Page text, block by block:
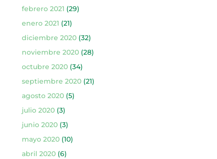
febrero 2021 (29)
enero 2021 (21)
diciembre 2020(32)
noviembre 2020(28)
octubre 2020(34)
septiembre 2020(21)
agosto 2020(5)
julio 2020(3)
junio 2020(3)
mayo 2020(10)
abril 2020(6)